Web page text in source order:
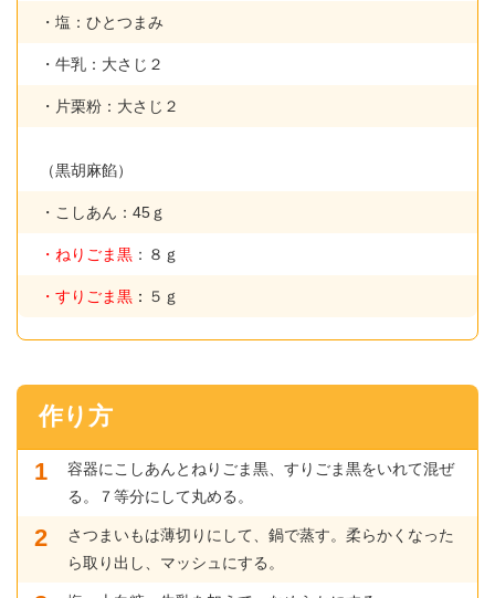
・塩：ひとつまみ
・牛乳：大さじ２
・片栗粉：大さじ２
（黒胡麻餡）
・こしあん：45ｇ
・ねりごま黒 ：８ｇ
・すりごま黒 ： ５ｇ
作り方
容器にこしあんとねりごま黒、すりごま黒をいれて混ぜ
る。７等分にして丸める。
さつまいもは薄切りにして、鍋で蒸す。柔らかくなった
ら取り出し、マッシュにする。